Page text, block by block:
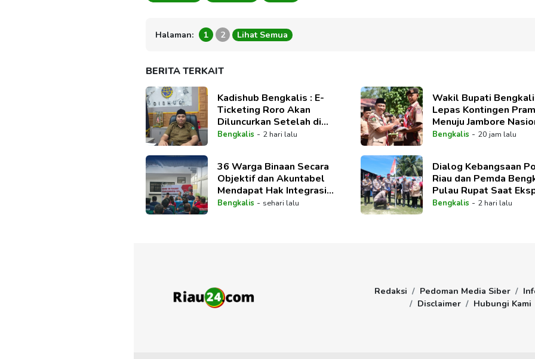
Halaman: 1 2 Lihat Semua
BERITA TERKAIT
Kadishub Bengkalis : E-
Ticketing Roro Akan
Diluncurkan Setelah di
Paripurnakan DPRD
Bengkalis - 2 hari lalu
Wakil Bupati
Lepas Kontingen
Menuju Jambore
Tahun 2026
Bengkalis - 20 jam lalu
36 Warga Binaan Secara
Objektif dan Akuntabel
Mendapat Hak Integrasi
Melalui Sidang
Bengkalis - sehari lalu
Dialog Kebangsaan
Riau dan Pemda
Pulau Rupat Saat
Merah Putih
Bengkalis - 2 hari lalu
Redaksi Pedoman Media Siber
Disclaimer
Hubungi Kami